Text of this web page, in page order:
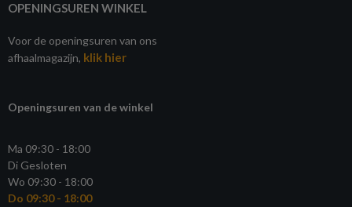
OPENINGSUREN WINKEL
Voor de openingsuren van ons
afhaalmagazijn, klik hier
Openingsuren van de winkel
Ma 09:30 - 18:00
Di Gesloten
Wo 09:30 - 18:00
Do 09:30 - 18:00